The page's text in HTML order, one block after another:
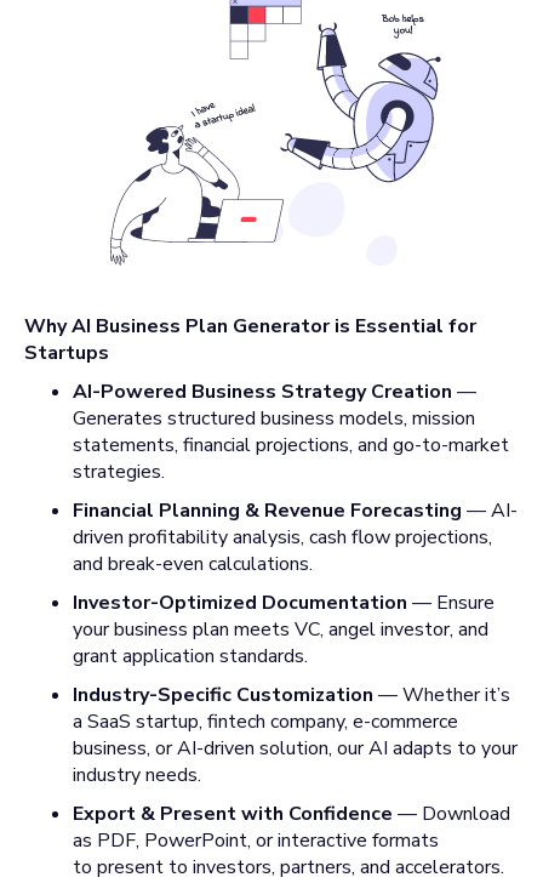
Why AI Business Plan Generator is Essential for
Startups
AI-Powered Business Strategy Creation —
Generates structured business models, mission
statements, financial projections, and go-to-market
strategies.
Financial Planning & Revenue Forecasting — AI-
driven profitability analysis, cash flow projections,
and break-even calculations.
Investor-Optimized Documentation — Ensure
your business plan meets VC, angel investor, and
grant application standards.
Industry-Specific Customization — Whether it’s
a SaaS startup, fintech company, e-commerce
business, or AI-driven solution, our AI adapts to your
industry needs.
Export & Present with Confidence — Download
as PDF, PowerPoint, or interactive formats
to present to investors, partners, and accelerators.